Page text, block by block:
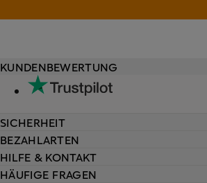
HILFE & KONTAKT
HÄUFIGE FRAGEN
KUNDENBEWERTUNG
SICHERHEIT
BEZAHLARTEN